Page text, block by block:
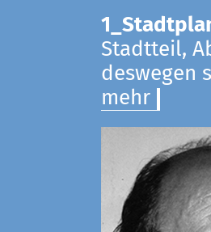
Stadtteil,
deswegen
mehr